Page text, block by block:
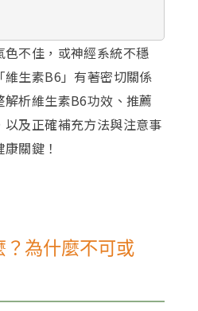
不佳，或神經系統不穩
生素B6」有著密切關係
析維生素B6功效、推薦
及正確補充方法與注意事
關鍵！
？為什麼不可或